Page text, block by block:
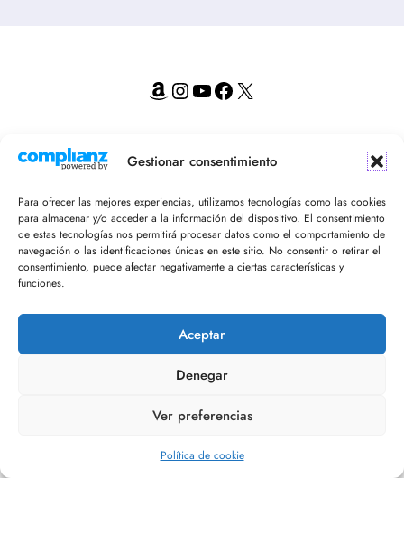
Gestionar consentimiento
Para ofrecer las mejores experiencias, utilizamos tecnologías como las cookies
para almacenar y/o acceder a la información del dispositivo. El consentimiento
de estas tecnologías nos permitirá procesar datos como el comportamiento de
navegación o las identificaciones únicas en este sitio. No consentir o retirar el
consentimiento, puede afectar negativamente a ciertas características y
funciones.
Aceptar
Denegar
Ver preferencias
Política de cookie
Amazon
Instagram
YouTube
Facebook
X
¡Recibe en tu email nuestro newsletter!
Editorial Refugio